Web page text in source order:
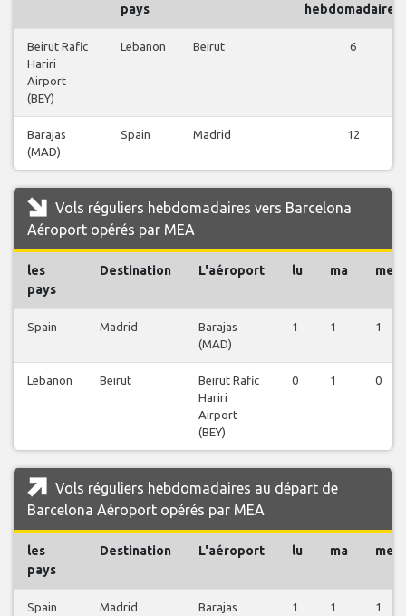
pays
hebdomadaires
Beirut Rafic
Hariri
Airport
(BEY)
Lebanon Beirut 6
Barajas
(MAD)
Spain Madrid 12
Vols réguliers hebdomadaires vers Barcelona
Aéroport opérés par MEA
les
pays
Destination L'aéroport lu ma me
Spain Madrid
Barajas
(MAD)
1 1 1
Lebanon Beirut
Beirut Rafic
Hariri
Airport
(BEY)
0 1 0
Vols réguliers hebdomadaires au départ de
Barcelona Aéroport opérés par MEA
les
pays
Destination L'aéroport lu ma me
Spain Madrid
Barajas
1 1 1